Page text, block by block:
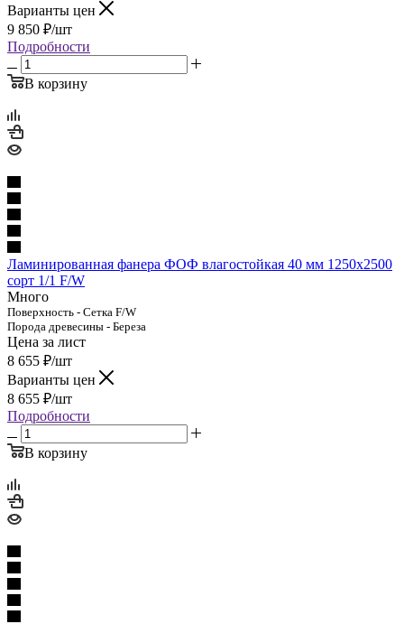
Варианты цен
9 850 ₽/шт
Подробности
В корзину
Ламинированная фанера ФОФ влагостойкая 40 мм 1250х2500
сорт 1/1 F/W
Много
Поверхность - Сетка F/W
Порода древесины - Береза
Цена за лист
8 655 ₽/шт
Варианты цен
8 655 ₽/шт
Подробности
В корзину